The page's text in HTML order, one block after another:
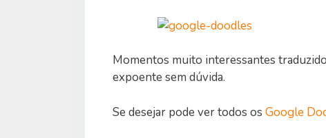
Momentos muito interessantes
expoente sem dúvida.
Se desejar pode ver todos os Google